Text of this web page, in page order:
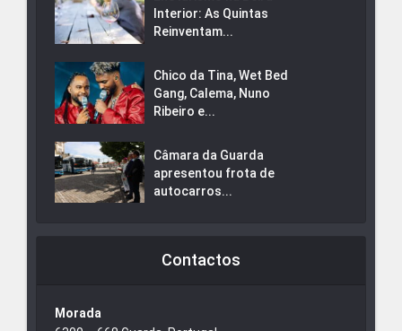
Interior: As Quintas
Reinventam...
Chico da Tina, Wet Bed
Gang, Calema, Nuno
Ribeiro e...
Câmara da Guarda
apresentou frota de
autocarros...
Contactos
Morada